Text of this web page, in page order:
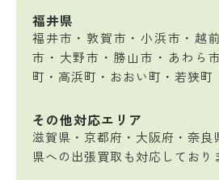
福井県
福井市・敦賀市・小浜市・越
市・大野市・勝山市・あわら
町・高浜町・おおい町・若狭町
その他対応エリア
滋賀県・京都府・大阪府・奈良
県への出張買取も対応しており